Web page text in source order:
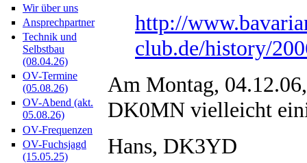
Wir über uns
Ansprechpartner
Technik und
Selbstbau
(08.04.26)
OV-Termine
(05.08.26)
OV-Abend (akt.
05.08.26)
OV-Frequenzen
OV-Fuchsjagd
(15.05.25)
http://
club.de/history/
Am Montag,
DK0MN vielleicht
Hans, DK3YD